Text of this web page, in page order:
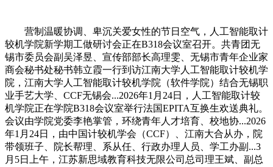
营制温暖协调、卑沉关爱女性的节日空气，人工智能取计
较机学院新学期工做研讨会正在B318会议室召开。共青团无
锡市委员会副吴泽昱、宣传部部长高理雯、无锡市青年企业家
商会秘书处秘书韩立霞一行到访江南大学人工智能取计较机学
院，江南大学人工智能取计较机学院（软件学院）结合无锡职
业手艺大学、CCF无锡会...2026年1月24日，人工智能取计较
机学院正在学院B318会议室举行法国EPITA互换生欢送典礼。
会议由学院党委李艳掌管，环绕青年人才培育、校地协...2026
年1月24日，由中国计较机学会（CCF）、江南大合从办，院
带领班子、院长帮理、系从任、行政办理人员、学工办副...3
月5日上午，江苏新思域教育科技无限公司总司理王斌、副总